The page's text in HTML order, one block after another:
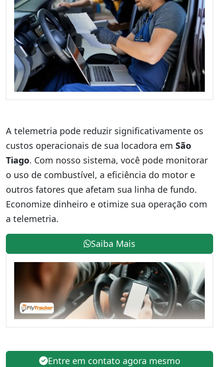
A telemetria pode reduzir significativamente os
custos operacionais de sua locadora em São
Tiago. Com nosso sistema, você pode monitorar
o uso de combustível, a eficiência do motor e
outros fatores que afetam sua linha de fundo.
Economize dinheiro e otimize sua operação com
a telemetria.
Saiba Mais
Entre em contato agora mesmo